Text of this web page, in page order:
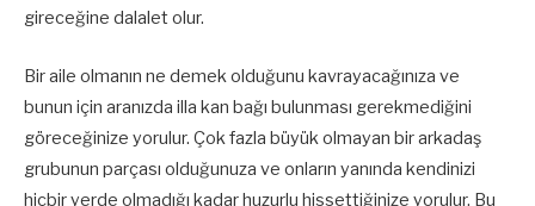
gireceğine dalalet olur.
Bir aile olmanın ne demek olduğunu kavrayacağınıza ve
bunun için aranızda illa kan bağı bulunması gerekmediğini
göreceğinize yorulur. Çok fazla büyük olmayan bir arkadaş
grubunun parçası olduğunuza ve onların yanında kendinizi
hiçbir yerde olmadığı kadar huzurlu hissettiğinize yorulur. Bu